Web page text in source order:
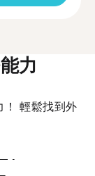
力
！ 輕鬆找到外